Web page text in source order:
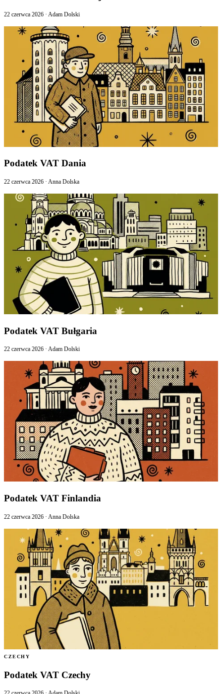
22 czerwca 2026 · Adam Dolski
Podatek VAT Dania
22 czerwca 2026 · Anna Dolska
Podatek VAT Bułgaria
22 czerwca 2026 · Adam Dolski
Podatek VAT Finlandia
22 czerwca 2026 · Anna Dolska
CZECHY
Podatek VAT Czechy